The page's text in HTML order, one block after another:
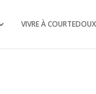
VIVRE À COURTEDOUX